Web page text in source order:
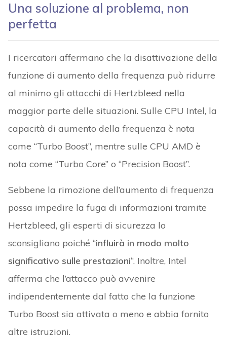
Una soluzione al problema, non
perfetta
I ricercatori affermano che la disattivazione della
funzione di aumento della frequenza può ridurre
al minimo gli attacchi di Hertzbleed nella
maggior parte delle situazioni. Sulle CPU Intel, la
capacità di aumento della frequenza è nota
come “Turbo Boost”, mentre sulle CPU AMD è
nota come “Turbo Core” o “Precision Boost”.
Sebbene la rimozione dell’aumento di frequenza
possa impedire la fuga di informazioni tramite
Hertzbleed, gli esperti di sicurezza lo
sconsigliano poiché “influirà in modo molto
significativo sulle prestazioni“. Inoltre, Intel
afferma che l’attacco può avvenire
indipendentemente dal fatto che la funzione
Turbo Boost sia attivata o meno e abbia fornito
altre istruzioni.